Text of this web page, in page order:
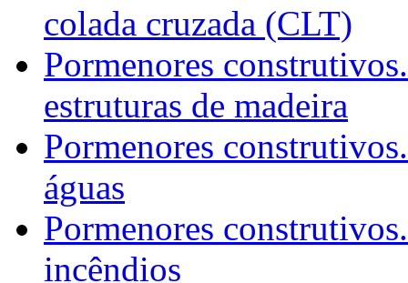
colada cruzada (CLT)
Pormenores
estruturas de madeira
Pormenores
águas
Pormenores
incêndios